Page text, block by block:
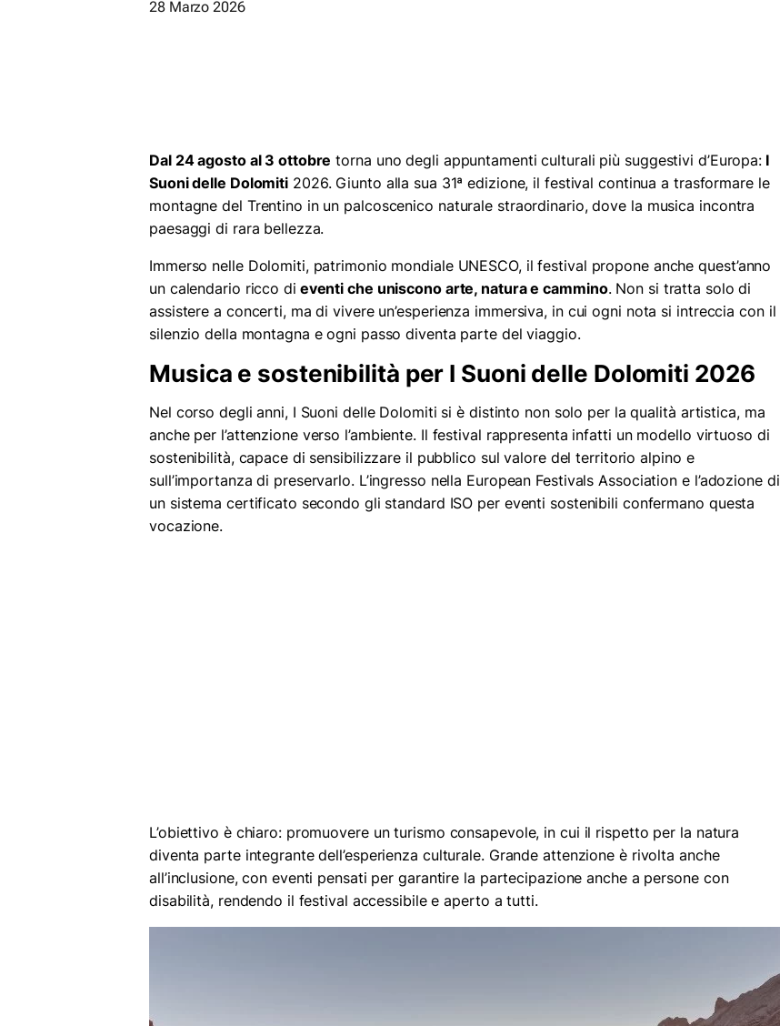
28 Marzo 2026
Dal 24 agosto al 3 ottobre torna uno degli appuntamenti culturali più suggestivi d’Europa: I
Suoni delle Dolomiti 2026. Giunto alla sua 31ª edizione, il festival continua a trasformare le
montagne del Trentino in un palcoscenico naturale straordinario, dove la musica incontra
paesaggi di rara bellezza.
Immerso nelle Dolomiti, patrimonio mondiale UNESCO, il festival propone anche quest’anno
un calendario ricco di eventi che uniscono arte, natura e cammino. Non si tratta solo di
assistere a concerti, ma di vivere un’esperienza immersiva, in cui ogni nota si intreccia con il
silenzio della montagna e ogni passo diventa parte del viaggio.
Musica e sostenibilità per I Suoni delle Dolomiti 2026
Nel corso degli anni, I Suoni delle Dolomiti si è distinto non solo per la qualità artistica, ma
anche per l’attenzione verso l’ambiente. Il festival rappresenta infatti un modello virtuoso di
sostenibilità, capace di sensibilizzare il pubblico sul valore del territorio alpino e
sull’importanza di preservarlo. L’ingresso nella European Festivals Association e l’adozione di
un sistema certificato secondo gli standard ISO per eventi sostenibili confermano questa
vocazione.
L’obiettivo è chiaro: promuovere un turismo consapevole, in cui il rispetto per la natura
diventa parte integrante dell’esperienza culturale. Grande attenzione è rivolta anche
all’inclusione, con eventi pensati per garantire la partecipazione anche a persone con
disabilità, rendendo il festival accessibile e aperto a tutti.